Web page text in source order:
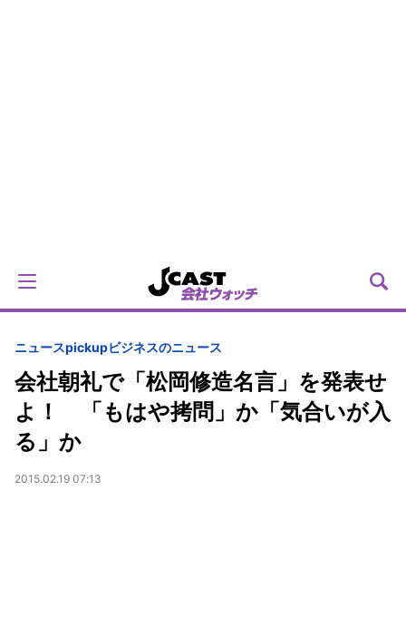
ニュースpickupビジネスのニュース
会社朝礼で「松岡修造名言」を発表せ
よ！ 「もはや拷問」か「気合いが入
る」か
2015.02.19 07:13